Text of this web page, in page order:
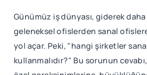
Günümüz iş dünyası, giderek
geleneksel ofislerden sanal
yol açar. Peki, "hangi şirketler
kullanmalıdır?" Bu sorunun